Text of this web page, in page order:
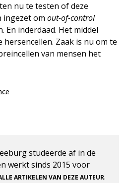
nu te testen of deze
ingezet om out-of-control
En inderdaad. Het middel
hersencellen. Zaak is nu om te
van mensen het
studeerde af in de
werkt sinds 2015 voor
ARTIKELEN VAN DEZE AUTEUR.